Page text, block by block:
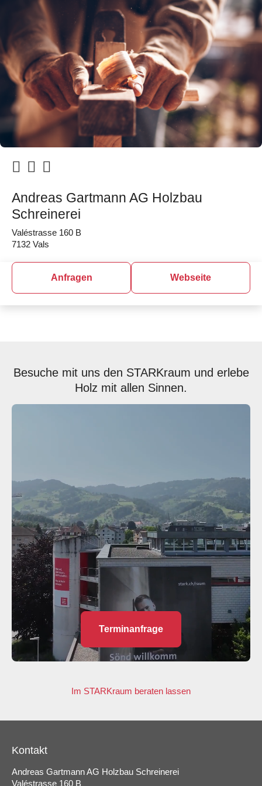
Andreas Gartmann AG Holzbau
Schreinerei
Valéstrasse 160 B
7132 Vals
Anfragen Webseite
Besuche mit uns den STARKraum und erlebe
Holz mit allen Sinnen.
Terminanfrage
Im STARKraum beraten lassen
Kontakt
Andreas Gartmann AG Holzbau Schreinerei
Valéstrasse 160 B